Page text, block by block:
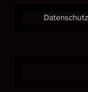
Datenschutz